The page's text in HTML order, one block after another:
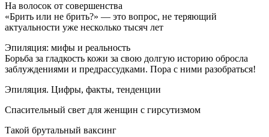
На волосок от совершенства
«Брить или не брить?» — это вопрос, не теряющий
актуальности уже несколько тысяч лет
Эпиляция: мифы и реальность
Борьба за гладкость кожи за свою долгую историю обросла
заблуждениями и предрассудками. Пора с ними разобраться!
Эпиляция. Цифры, факты, тенденции
Спасительный свет для женщин с гирсутизмом
Такой брутальный ваксинг